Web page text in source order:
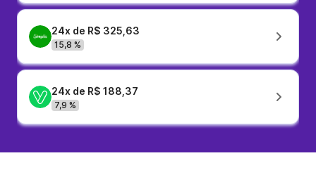
24x de R$ 325,63
15,8 %
24x de R$ 188,37
7,9 %